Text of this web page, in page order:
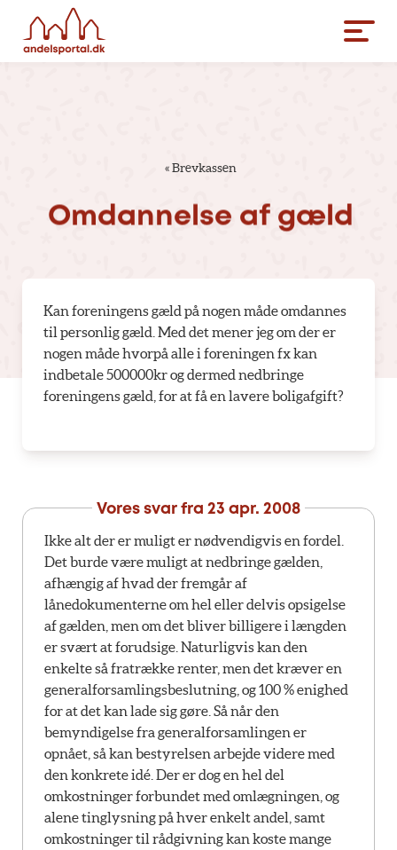
«Brevkassen
Omdannelse af gæld
Kan foreningens gæld på nogen måde omdannes
til personlig gæld. Med det mener jeg om der er
nogen måde hvorpå alle i foreningen fx kan
indbetale 500000kr og dermed nedbringe
foreningens gæld, for at få en lavere boligafgift?
Vores svar fra 23 apr. 2008
Ikke alt der er muligt er nødvendigvis en fordel.
Det burde være muligt at nedbringe gælden,
afhængig af hvad der fremgår af
lånedokumenterne om hel eller delvis opsigelse
af gælden, men om det bliver billigere i længden
er svært at forudsige. Naturligvis kan den
enkelte så fratrække renter, men det kræver en
generalforsamlingsbeslutning, og 100 % enighed
for at det kan lade sig gøre. Så når den
bemyndigelse fra generalforsamlingen er
opnået, så kan bestyrelsen arbejde videre med
den konkrete idé. Der er dog en hel del
omkostninger forbundet med omlægningen, og
alene tinglysning på hver enkelt andel, samt
omkostninger til rådgivning kan koste mange